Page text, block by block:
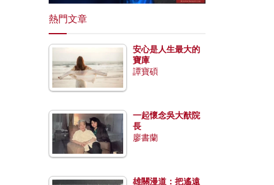
熱門文章
安心是人生最大的
寶庫
譚寶碩
一起懷念吳大猷院
長
廖書蘭
雄關漫道：把遙遠